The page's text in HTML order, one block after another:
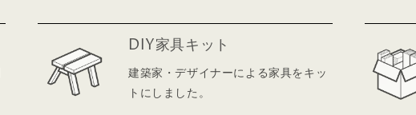
DIY家具キット
建築家・デザイナーによる家具をキッ
トにしました。